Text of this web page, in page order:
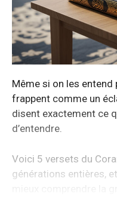
Même si on les
frappent comme un
disent exactement ce
d’entendre.
Voici 5 versets du
générations entières,